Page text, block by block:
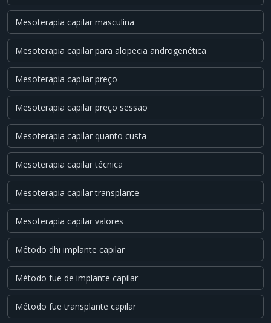
Mesoterapia capilar masculina
Mesoterapia capilar para alopecia androgenética
Mesoterapia capilar preço
Mesoterapia capilar preço sessão
Mesoterapia capilar quanto custa
Mesoterapia capilar técnica
Mesoterapia capilar transplante
Mesoterapia capilar valores
Método dhi implante capilar
Método fue de implante capilar
Método fue transplante capilar